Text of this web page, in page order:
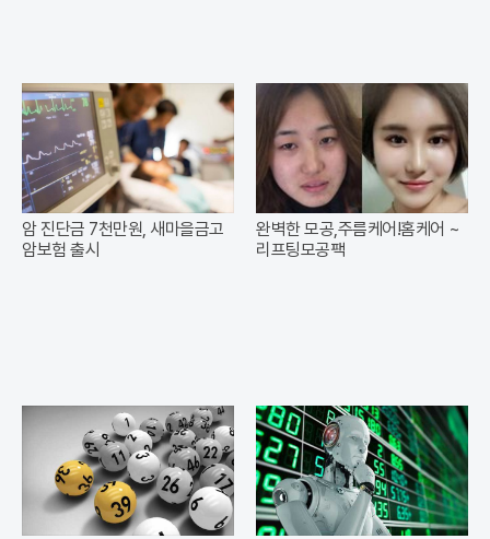
암 진단금 7천만원, 새마을금고
암보험 출시
완벽한 모공,주름케어!홈케어 ~
리프팅모공팩